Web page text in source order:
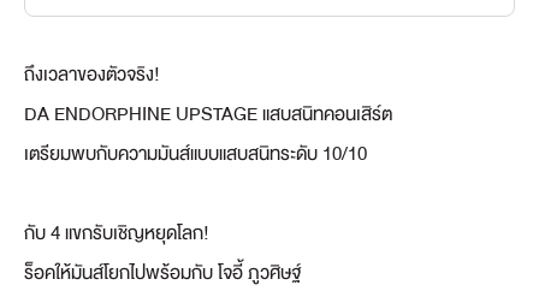
ถึงเวลาของตัวจริง!
DA ENDORPHINE UPSTAGE แสบสนิทคอนเสิร์ต
เตรียมพบกับความมันส์แบบแสบสนิทระดับ 10/10
กับ 4 แขกรับเชิญหยุดโลก!
ร็อคให้มันส์โยกไปพร้อมกับ โจอี้ ภูวศิษฐ์